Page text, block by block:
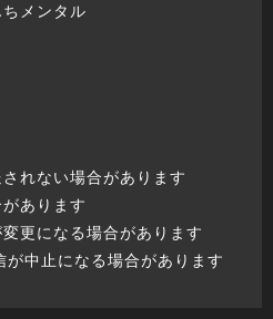
メンタル
れない場合があります
あります
更になる場合があります
中止になる場合があります